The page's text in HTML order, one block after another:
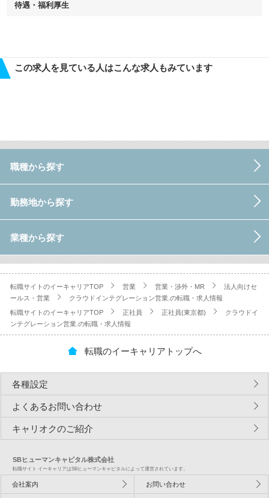
待遇・福利厚生
この求人を見ている人はこんな求人もみています
職種から探す
勤務地から探す
業種から探す
転職サイトのイーキャリアTOP 営業 営業・渉外・MR
法人向けセ
ールス・営業
クラウドインテグレーション営業.の転職・求人情報
転職サイトのイーキャリアTOP 正社員 正社員(東京都)
クラウドイ
ンテグレーション営業.の転職・求人情報
転職のイーキャリアトップへ
各種設定
よくあるお問い合わせ
キャリオクのご紹介
SBヒューマンキャピタル株式会社
転職サイト イーキャリアはSBヒューマンキャピタルによって運営されています。
会社案内 お問い合わせ